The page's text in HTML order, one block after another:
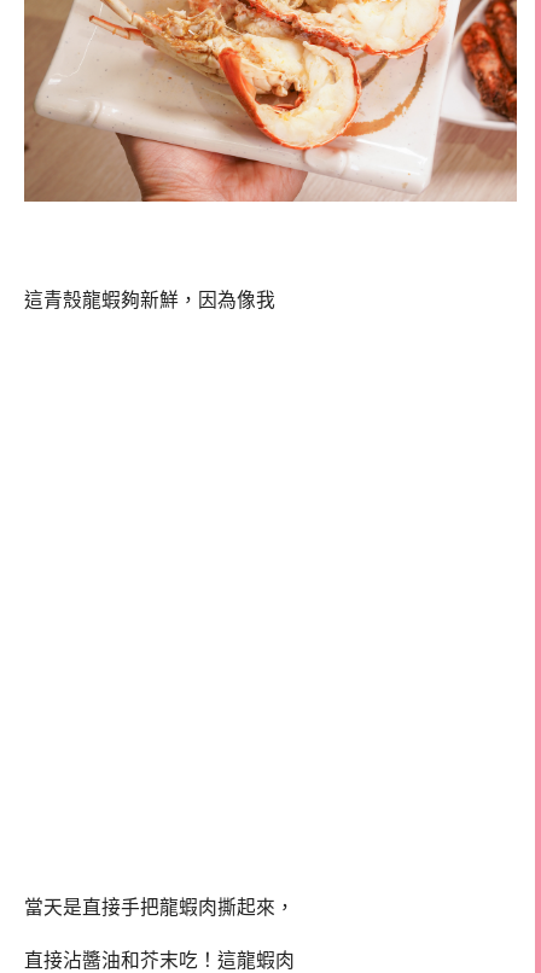
這青殼龍蝦夠新鮮，因為像我
當天是直接手把龍蝦肉撕起來，
直接沾醬油和芥末吃！這龍蝦肉